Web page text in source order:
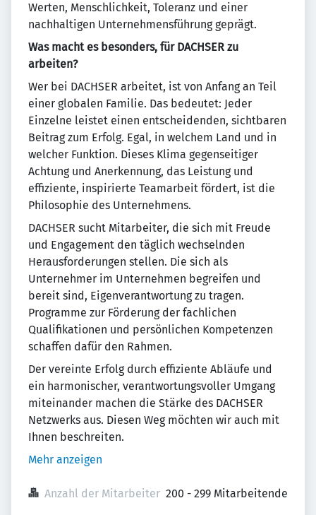
Werten, Menschlichkeit, Toleranz und einer
nachhaltigen Unternehmensführung geprägt.
Was macht es besonders, für DACHSER zu
arbeiten?
Wer bei DACHSER arbeitet, ist von Anfang an Teil
einer globalen Familie. Das bedeutet: Jeder
Einzelne leistet einen entscheidenden, sichtbaren
Beitrag zum Erfolg. Egal, in welchem Land und in
welcher Funktion. Dieses Klima gegenseitiger
Achtung und Anerkennung, das Leistung und
effiziente, inspirierte Teamarbeit fördert, ist die
Philosophie des Unternehmens.
DACHSER sucht Mitarbeiter, die sich mit Freude
und Engagement den täglich wechselnden
Herausforderungen stellen. Die sich als
Unternehmer im Unternehmen begreifen und
bereit sind, Eigenverantwortung zu tragen.
Programme zur Förderung der fachlichen
Qualifikationen und persönlichen Kompetenzen
schaffen dafür den Rahmen.
Der vereinte Erfolg durch effiziente Abläufe und
ein harmonischer, verantwortungsvoller Umgang
miteinander machen die Stärke des DACHSER
Netzwerks aus. Diesen Weg möchten wir auch mit
Ihnen beschreiten.
Mehr anzeigen
Anzahl der Mitarbeiter 200 - 299 Mitarbeitende